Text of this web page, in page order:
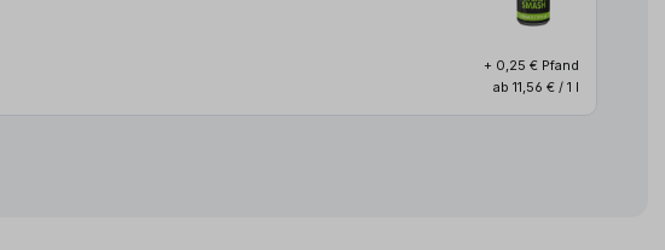
+ 0,25 € Pfand
ab 11,56 € / 1 l